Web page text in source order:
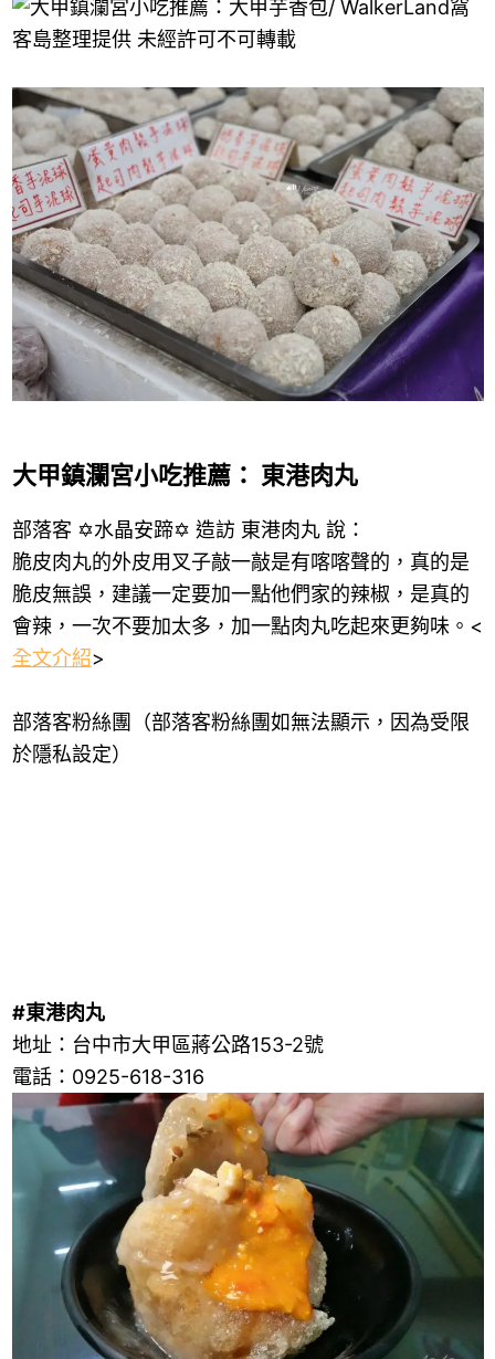
大甲鎮瀾宮小吃推薦： 東港肉丸
部落客 ✡水晶安蹄✡ 造訪 東港肉丸 說：
脆皮肉丸的外皮用叉子敲一敲是有喀喀聲的，真的是
脆皮無誤，建議一定要加一點他們家的辣椒，是真的
會辣，一次不要加太多，加一點肉丸吃起來更夠味。<
全文介紹>
部落客粉絲團（部落客粉絲團如無法顯示，因為受限
於隱私設定）
#東港肉丸
地址：台中市大甲區蔣公路153-2號
電話：0925-618-316